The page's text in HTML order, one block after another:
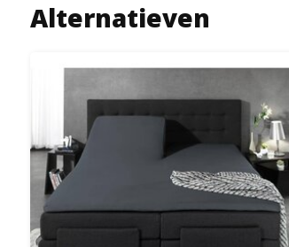
Alternatieven